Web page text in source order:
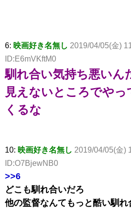
6: 映画好き名無し 2019/04/05(金)
ID:E6mVKftM0
馴れ合い気持ち悪いん
見えないところでやっ
くるな
10: 映画好き名無し 2019/04/05(金)
ID:O7BjewNB0
>>6
どこも馴れ合いだろ
他の監督なんてもっと酷い馴れ